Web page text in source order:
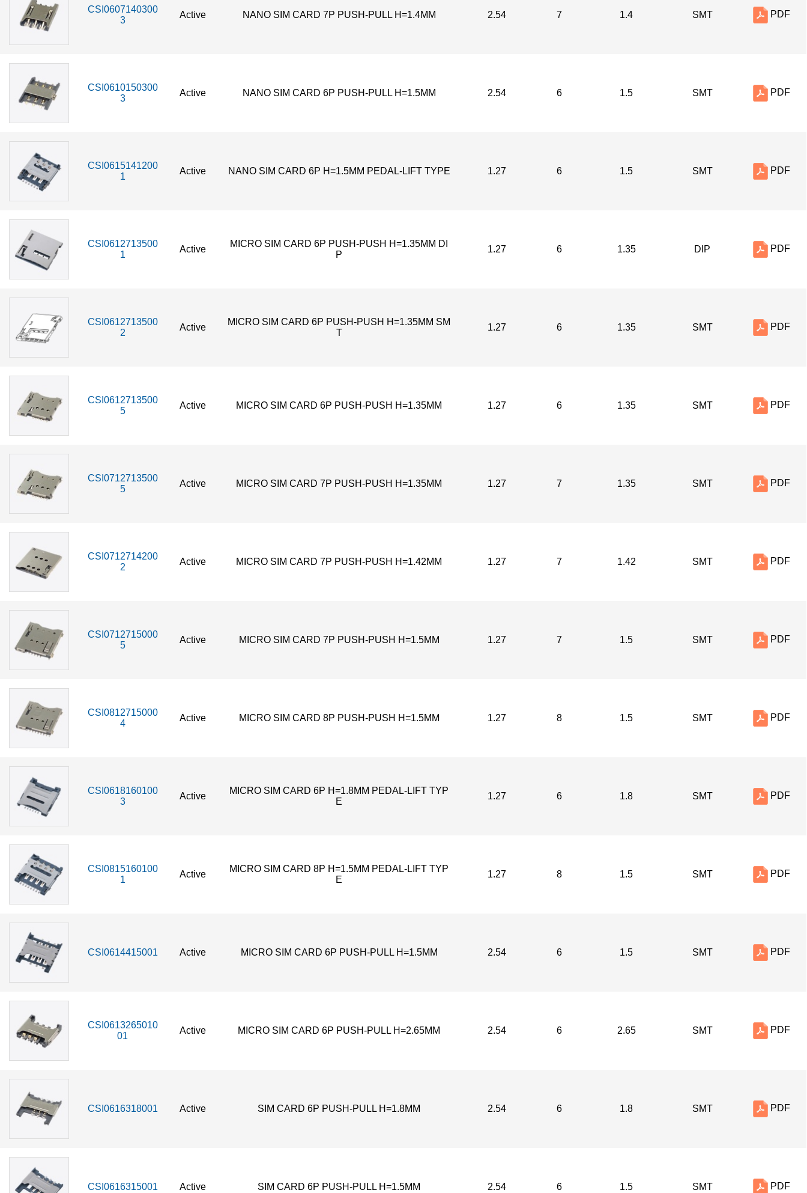
CSI0607140300
3
Active NANO SIM CARD 7P PUSH-PULL H=1.4MM 2.54 7 1.4 SMT PDF
CSI0610150300
3
Active NANO SIM CARD 6P PUSH-PULL H=1.5MM 2.54 6 1.5 SMT PDF
CSI0615141200
1
Active NANO SIM CARD 6P H=1.5MM PEDAL-LIFT TYPE 1.27 6 1.5 SMT PDF
CSI0612713500
1
Active
MICRO SIM CARD 6P PUSH-PUSH H=1.35MM DI
P
1.27 6 1.35 DIP PDF
CSI0612713500
2
Active
MICRO SIM CARD 6P PUSH-PUSH H=1.35MM SM
T
1.27 6 1.35 SMT PDF
CSI0612713500
5
Active MICRO SIM CARD 6P PUSH-PUSH H=1.35MM 1.27 6 1.35 SMT PDF
CSI0712713500
5
Active MICRO SIM CARD 7P PUSH-PUSH H=1.35MM 1.27 7 1.35 SMT PDF
CSI0712714200
2
Active MICRO SIM CARD 7P PUSH-PUSH H=1.42MM 1.27 7 1.42 SMT PDF
CSI0712715000
5
Active MICRO SIM CARD 7P PUSH-PUSH H=1.5MM 1.27 7 1.5 SMT PDF
CSI0812715000
4
Active MICRO SIM CARD 8P PUSH-PUSH H=1.5MM 1.27 8 1.5 SMT PDF
CSI0618160100
3
Active
MICRO SIM CARD 6P H=1.8MM PEDAL-LIFT TYP
E
1.27 6 1.8 SMT PDF
CSI0815160100
1
Active
MICRO SIM CARD 8P H=1.5MM PEDAL-LIFT TYP
E
1.27 8 1.5 SMT PDF
CSI0614415001 Active MICRO SIM CARD 6P PUSH-PULL H=1.5MM 2.54 6 1.5 SMT PDF
CSI0613265010
01
Active MICRO SIM CARD 6P PUSH-PULL H=2.65MM 2.54 6 2.65 SMT PDF
CSI0616318001 Active SIM CARD 6P PUSH-PULL H=1.8MM 2.54 6 1.8 SMT PDF
CSI0616315001 Active SIM CARD 6P PUSH-PULL H=1.5MM 2.54 6 1.5 SMT PDF